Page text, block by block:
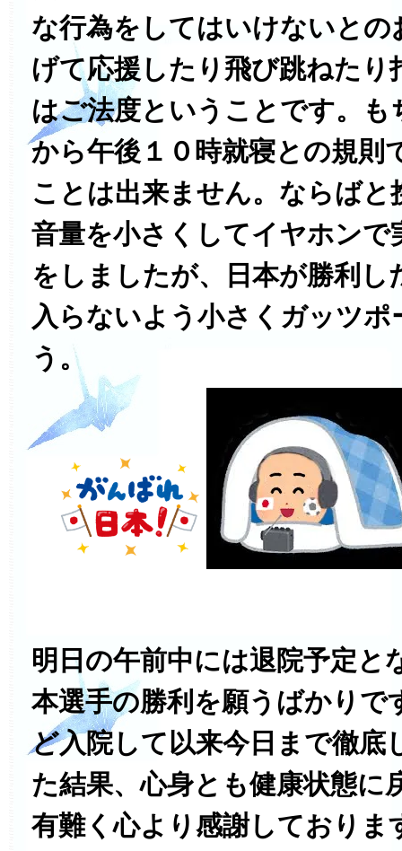
な行為をしてはいけないとの
げて応援したり飛び跳ねたり
はご法度ということです。も
から午後１０時就寝との規則
ことは出来ません。ならばと
音量を小さくしてイヤホンで
をしましたが、日本が勝利し
入らないよう小さくガッツ
う。
明日の午前中には退院予定と
本選手の勝利を願うばかりで
ど入院して以来今日まで徹底
た結果、心身とも健康状態に
有難く心より感謝しておりま